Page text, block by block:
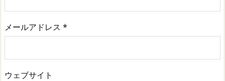
メールアドレス *
ウェブサイト